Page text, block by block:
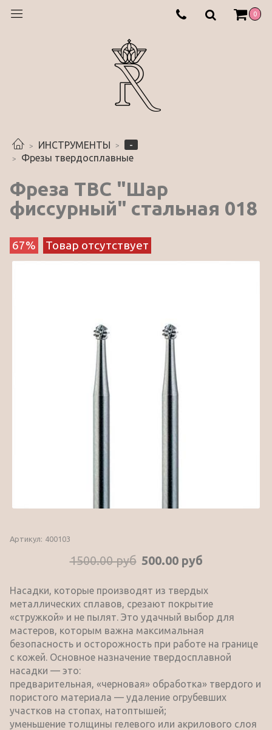
0
ИНСТРУМЕНТЫ
-
Фрезы твердосплавные
Фреза ТВС "Шар
фиссурный" стальная 018
67% Товар отсутствует
Артикул: 400103
1500.00 руб 500.00 руб
Насадки, которые производят из твердых
металлических сплавов, срезают покрытие
«стружкой» и не пылят. Это удачный выбор для
мастеров, которым важна максимальная
безопасность и осторожность при работе на границе
с кожей. Основное назначение твердосплавной
насадки — это:
предварительная, «черновая» обработка» твердого и
пористого материала — удаление огрубевших
участков на стопах, натоптышей;
уменьшение толщины гелевого или акрилового слоя